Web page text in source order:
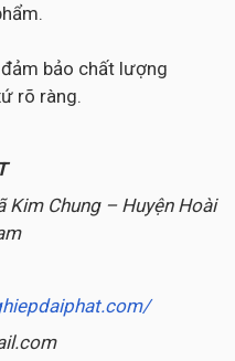
bảo chất lượng
rõ ràng.
Kim Chung – Huyện Hoài